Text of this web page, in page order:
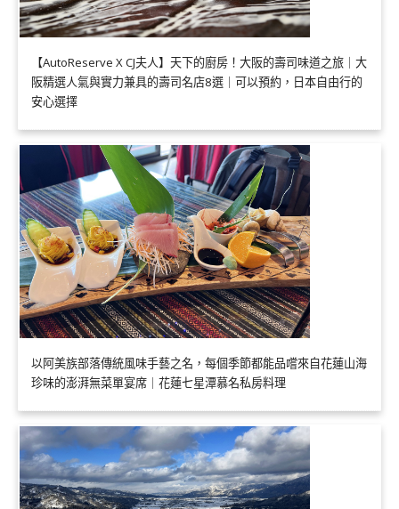
【AutoReserve X CJ夫人】天下的廚房！大阪的壽司味道之旅｜大
阪精選人氣與實力兼具的壽司名店8選｜可以預約，日本自由行的
安心選擇
以阿美族部落傳統風味手藝之名，每個季節都能品嚐來自花蓮山海
珍味的澎湃無菜單宴席｜花蓮七星潭慕名私房料理